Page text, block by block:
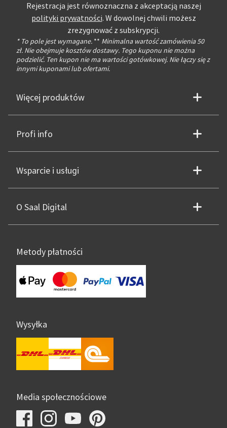
Rejestracja jest równoznaczna z akceptacją naszej
polityki prywatności. W dowolnej chwili możesz
zrezygnować z subskrypcji.
* To pole jest wymagane. ** Minimalna wartość zamówienia 50
zł. Nie obejmuje kosztów dostawy. Tego kuponu nie można
podzielić. Ten kupon nie ma wartości gotówkowej. Nie łączy się z
innymi kuponami lub ofertami.
Więcej produktów
Profi info
Wsparcie i usługi
O Saal Digital
Metody płatności
Wysyłka
Media społecznościowe